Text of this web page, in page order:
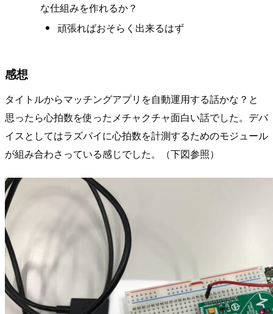
な仕組みを作れるか？
頑張ればおそらく出来るはず
感想
タイトルからマッチングアプリを自動運用する話かな？と
思ったら心拍数を使ったメチャクチャ面白い話でした。デバ
イスとしてはラズパイに心拍数を計測するためのモジュール
が組み合わさっている感じでした。（下図参照）